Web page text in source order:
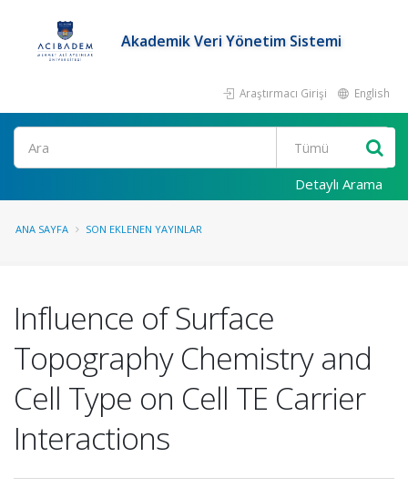
Akademik Veri Yönetim Sistemi
Araştırmacı Girişi English
Ara
Detaylı Arama
ANA SAYFA SON EKLENEN YAYINLAR
Influence of Surface
Topography Chemistry and
Cell Type on Cell TE Carrier
Interactions